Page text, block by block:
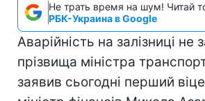
Не трать время на шум! Читай
РБК-Украина в Google
Аварійність на залізниці не
прізвища міністра
заявив сьогодні перший